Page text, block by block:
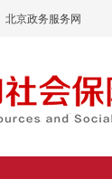
北京政务服务网